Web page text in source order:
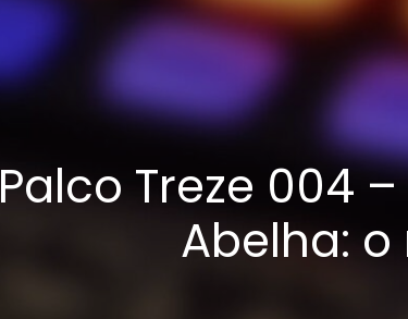
Palco Treze 004
Abelha: